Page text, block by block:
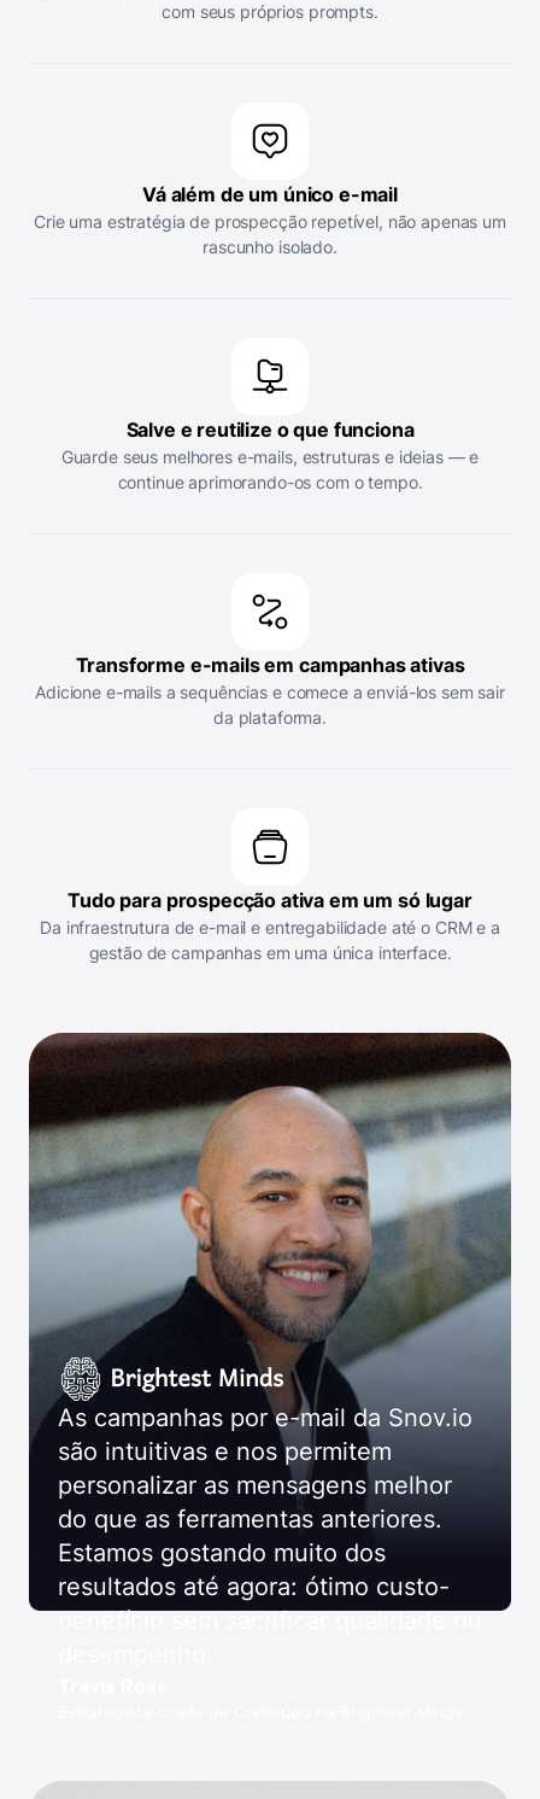
com seus próprios prompts.
Vá além de um único e-mail
Crie uma estratégia de prospecção repetível, não apenas um
rascunho isolado.
Salve e reutilize o que funciona
Guarde seus melhores e-mails, estruturas e ideias — e
continue aprimorando-os com o tempo.
Transforme e-mails em campanhas ativas
Adicione e-mails a sequências e comece a enviá-los sem sair
da plataforma.
Tudo para prospecção ativa em um só lugar
Da infraestrutura de e-mail e entregabilidade até o CRM e a
gestão de campanhas em uma única interface.
As campanhas por e-mail da Snov.io
são intuitivas e nos permitem
personalizar as mensagens melhor
do que as ferramentas anteriores.
Estamos gostando muito dos
resultados até agora: ótimo custo-
benefício sem sacrificar qualidade ou